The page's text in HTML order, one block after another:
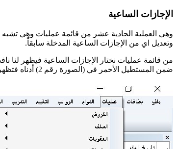
الإجازات الساعية
وهي العملية الحادية عشر من قائمة عمليات وهي تشبه
وتعديل اي من الإجازات الساعية المدخلة سابقاً.
ضمن المستطيل الأحمر في (الصورة رقم 2) أدناه فتظهر لنا نافذة إدخال إجازة جديدة (الصورة رقم 3) من الشكل التالي: